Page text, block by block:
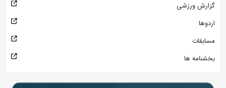
گزارش ورزشی
اردوها
مسابقات
بخشنامه ها